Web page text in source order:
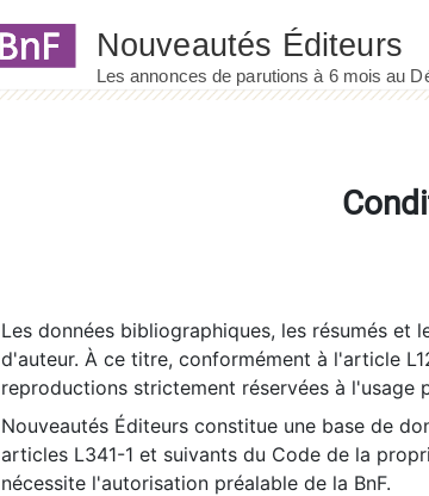
Les données bibliographiques, les résumés
d'auteur. À ce titre, conformément à l'article
reproductions strictement réservées à
Nouveautés Éditeurs constitue une base de
articles L341-1 et suivants du Code de la
nécessite l'autorisation préalable de la BnF.